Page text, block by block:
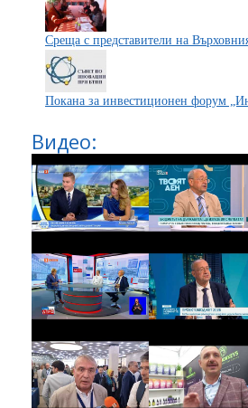
Среща с представители на
Покана за инвестиционен форум
Видео: